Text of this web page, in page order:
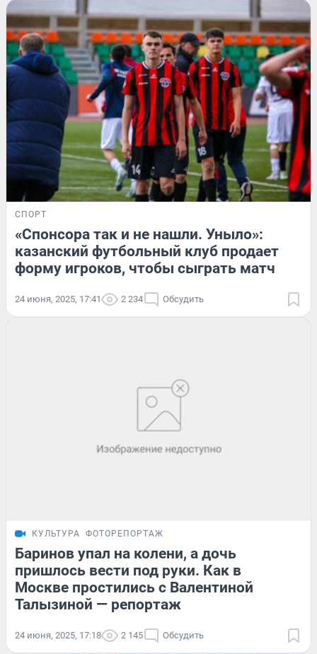
СПОРТ
«Спонсора так и не нашли. Уныло»:
казанский футбольный клуб продает
форму игроков, чтобы сыграть матч
24 июня, 2025, 17:41 2 234 Обсудить
КУЛЬТУРА ФОТОРЕПОРТАЖ
Баринов упал на колени, а дочь
пришлось вести под руки. Как в
Москве простились с Валентиной
Талызиной — репортаж
24 июня, 2025, 17:18 2 145 Обсудить